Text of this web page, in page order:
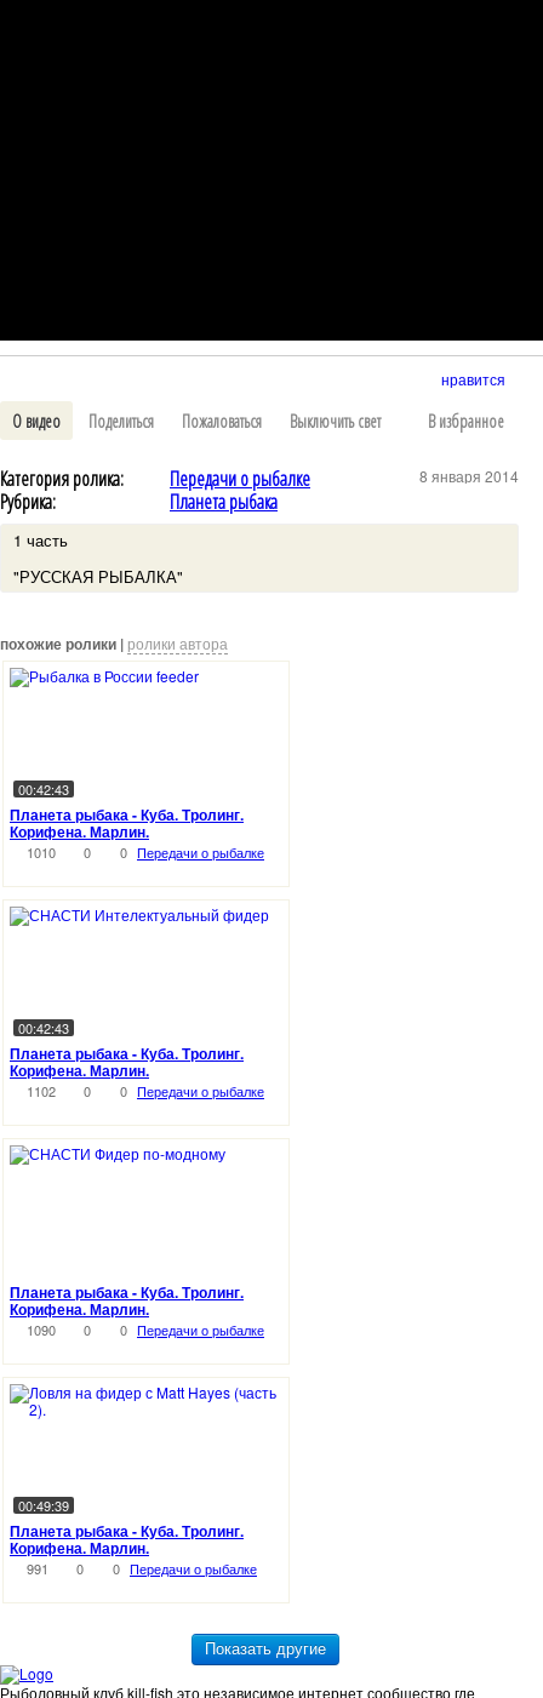
нравится
О видео Поделиться Пожаловаться Выключить свет В избранное
Категория ролика:
Передачи о рыбалке
Рубрика:
Планета рыбака
1 часть
"РУССКАЯ РЫБАЛКА"
8 января 2014
похожие ролики | ролики автора
00:42:43
Планета рыбака - Куба. Тролинг.
Корифена. Марлин.
1010 0 0 Передачи о рыбалке
00:42:43
Планета рыбака - Куба. Тролинг.
Корифена. Марлин.
1102 0 0 Передачи о рыбалке
Планета рыбака - Куба. Тролинг.
Корифена. Марлин.
1090 0 0 Передачи о рыбалке
00:49:39
Планета рыбака - Куба. Тролинг.
Корифена. Марлин.
991 0 0 Передачи о рыбалке
Рыболовный клуб kill-fish это независимое интернет сообщество где